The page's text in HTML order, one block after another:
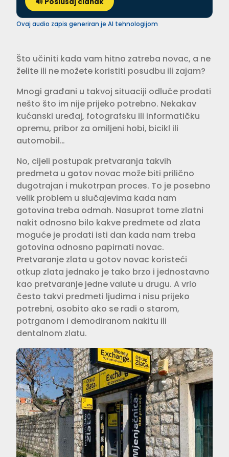
Ovaj audio zapis generiran je AI tehnologijom
Što učiniti kada vam hitno zatreba novac, a ne
želite ili ne možete koristiti posudbu ili zajam?
Mnogi građani u takvoj situaciji odluče prodati
nešto što im nije prijeko potrebno. Nekakav
kućanski uređaj, fotografsku ili informatičku
opremu, pribor za omiljeni hobi, bicikl ili
automobil…
No, cijeli postupak pretvaranja takvih
predmeta u gotov novac može biti prilično
dugotrajan i mukotrpan proces. To je posebno
velik problem u slučajevima kada nam
gotovina treba odmah. Nasuprot tome zlatni
nakit odnosno bilo kakve predmete od zlata
moguće je prodati isti dan kada nam treba
gotovina odnosno papirnati novac.
Pretvaranje zlata u gotov novac koristeći
otkup zlata jednako je tako brzo i jednostavno
kao pretvaranje jedne valute u drugu. A vrlo
često takvi predmeti ljudima i nisu prijeko
potrebni, osobito ako se radi o starom,
potrganom i demodiranom nakitu ili
dentalnom zlatu.